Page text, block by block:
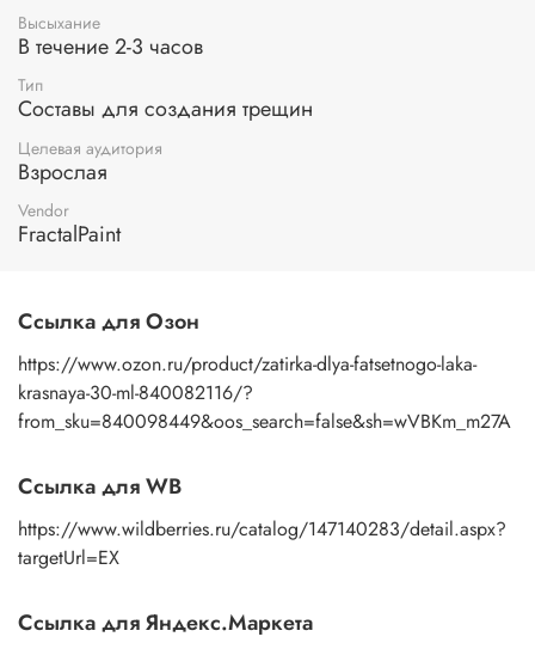
Высыхание
В течение 2-3 часов
Тип
Составы для создания трещин
Целевая аудитория
Взрослая
Vendor
FractalPaint
Ссылка для Озон
https://www.ozon.ru/product/zatirka-dlya-fatsetnogo-laka-
krasnaya-30-ml-840082116/?
from_sku=840098449&oos_search=false&sh=wVBKm_m27A
Ссылка для WB
https://www.wildberries.ru/catalog/147140283/detail.aspx?
targetUrl=EX
Ссылка для Яндекс.Маркета